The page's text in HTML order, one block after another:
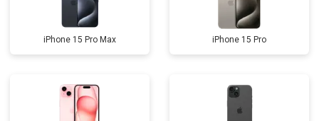
iPhone 15 Pro Max iPhone 15 Pro